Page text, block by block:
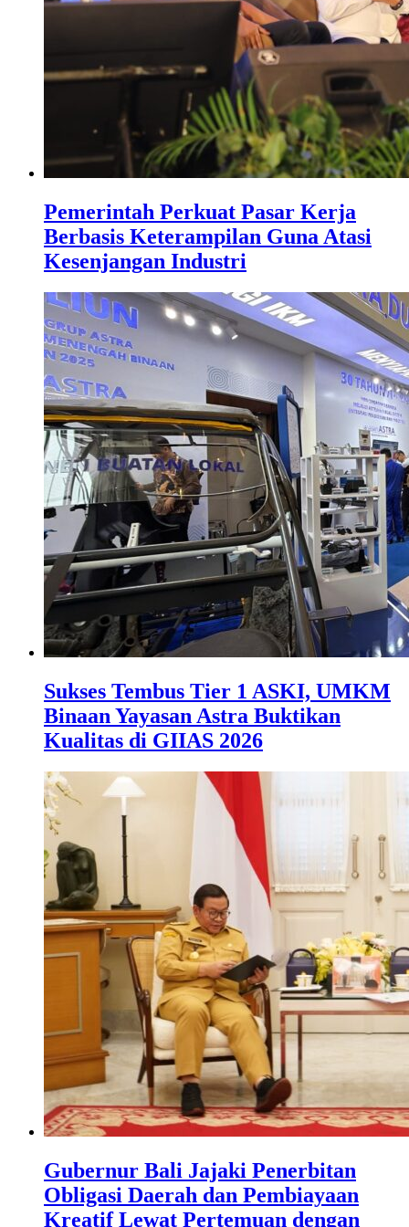
Pemerintah Perkuat Pasar Kerja
Berbasis Keterampilan Guna Atasi
Kesenjangan Industri
Sukses Tembus Tier 1 ASKI, UMKM
Binaan Yayasan Astra Buktikan
Kualitas di GIIAS 2026
Gubernur Bali Jajaki Penerbitan
Obligasi Daerah dan Pembiayaan
Kreatif Lewat Pertemuan dengan